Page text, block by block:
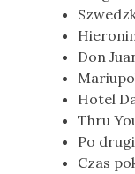
Don
Hotel
Thru
Po
Czas